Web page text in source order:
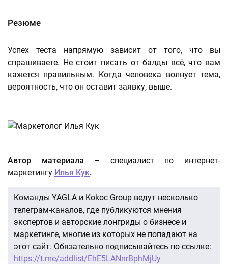
Резюме
Успех теста напрямую зависит от того, что вы
спрашиваете. Не стоит писать от балды всё, что вам
кажется правильным. Когда человека волнует тема,
вероятность, что он оставит заявку, выше.
Автор материала – специалист по интернет-
маркетингу Илья Кук.
Команды YAGLA и Kokoc Group ведут несколько
телеграм-каналов, где публикуются мнения
экспертов и авторские лонгриды о бизнесе и
маркетинге, многие из которых не попадают на
этот сайт. Обязательно подписывайтесь по ссылке:
https://t.me/addlist/EhE5LANnrBphMjUy